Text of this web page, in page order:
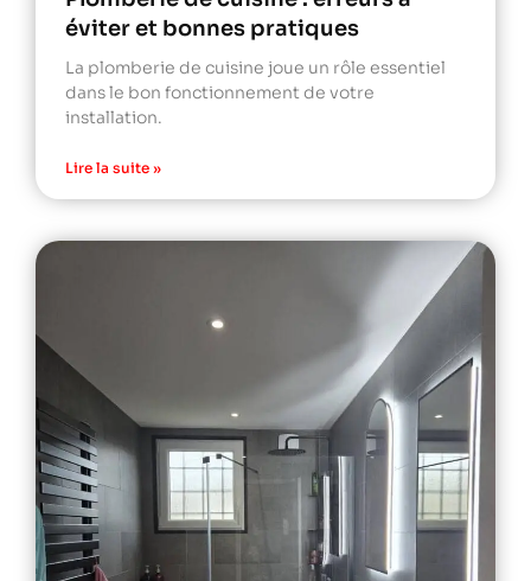
éviter et bonnes pratiques
La plomberie de cuisine joue un rôle essentiel
dans le bon fonctionnement de votre
installation.
Lire la suite »